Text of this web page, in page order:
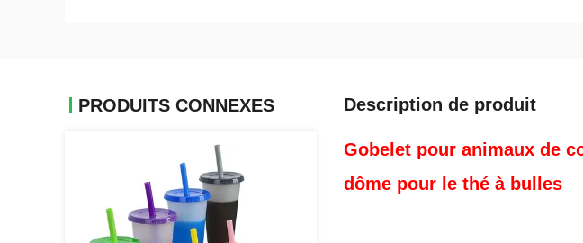
PRODUITS CONNEXES Description de produit
Gobelet pour animaux de
dôme pour le thé à bulles